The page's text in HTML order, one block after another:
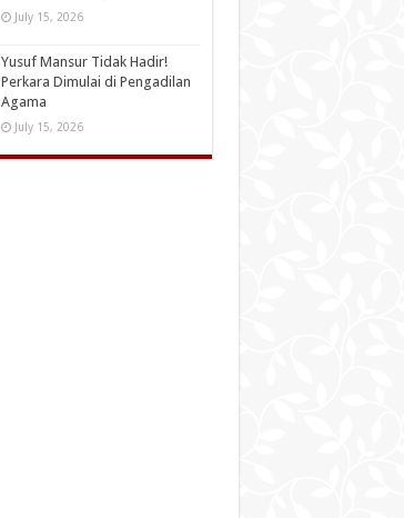
July 15, 2026
Yusuf Mansur Tidak Hadir!
Perkara Dimulai di Pengadilan
Agama
July 15, 2026